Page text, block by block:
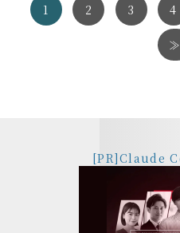
1 2 3 4
≫
[PR]Claude